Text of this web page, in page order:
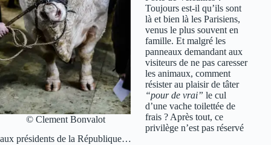
© Clement Bonvalot
Toujours est-il qu’ils sont
là et bien là les Parisiens,
venus le plus souvent en
famille. Et malgré les
panneaux demandant aux
visiteurs de ne pas caresser
les animaux, comment
résister au plaisir de tâter
“pour de vrai” le cul
d’une vache toilettée de
frais ? Après tout, ce
privilège n’est pas réservé
aux présidents de la République…